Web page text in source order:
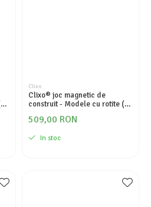
Clixo
Clixo® joc magnetic de
construit - Modele cu rotite (72
509,00 RON
In stoc